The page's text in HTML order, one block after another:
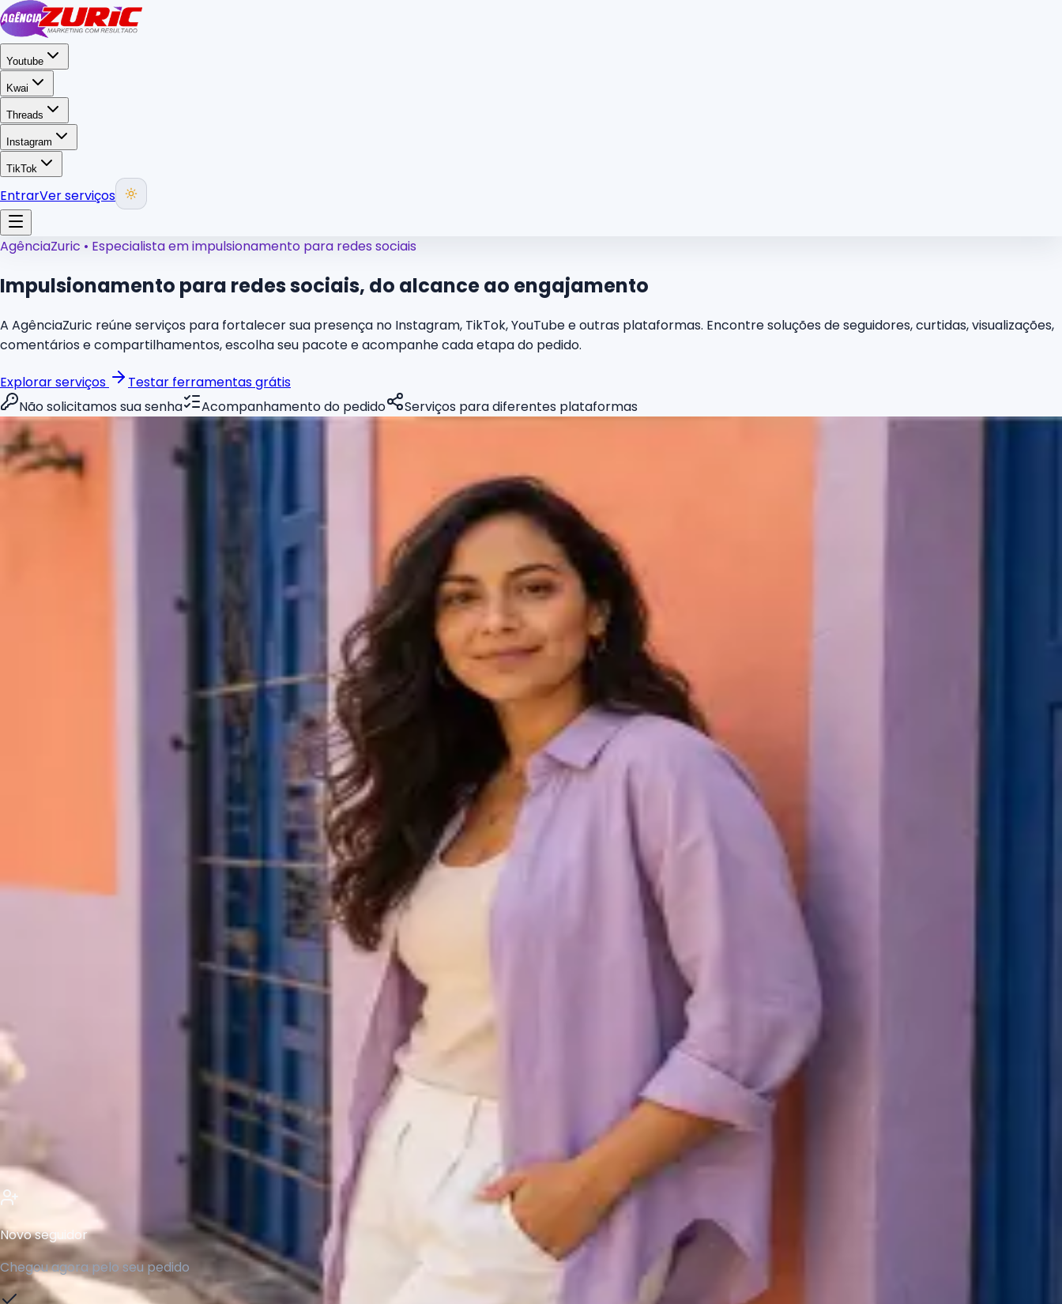
Youtube
Kwai
Threads
Instagram
TikTok
EntrarVer serviços
AgênciaZuric • Especialista em impulsionamento para redes sociais
Impulsionamento para redes sociais, do alcance ao engajamento
A AgênciaZuric reúne serviços para fortalecer sua presença no Instagram, TikTok, YouTube e outras plataformas. Encontre soluções de seguidores, curtidas, visualizações,
comentários e compartilhamentos, escolha seu pacote e acompanhe cada etapa do pedido.
Explorar serviços
Testar ferramentas grátis
Não solicitamos sua senha
Acompanhamento do pedido Serviços para diferentes plataformas
CRESCIMENTO AGORA
Conteúdo, estratégia e criatividade.
Novo seguidor
Chegou agora pelo seu pedido